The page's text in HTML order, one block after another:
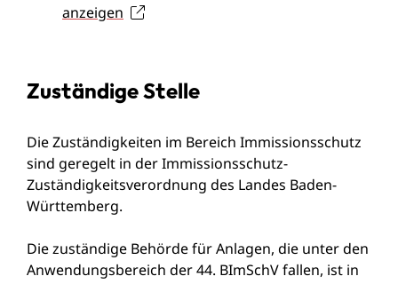
anzeigen
Zuständige Stelle
Die Zuständigkeiten im Bereich Immissionsschutz
sind geregelt in der Immissionsschutz-
Zuständigkeitsverordnung des Landes Baden-
Württemberg.
Die zuständige Behörde für Anlagen, die unter den
Anwendungsbereich der 44. BImSchV fallen, ist in